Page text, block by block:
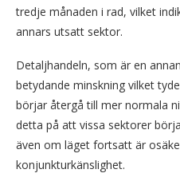
tredje månaden i rad, vilket
annars utsatt sektor.
Detaljhandeln, som är en
betydande minskning vilket
börjar återgå till mer normala
detta på att vissa sektorer
även om läget fortsatt är
konjunkturkänslighet.